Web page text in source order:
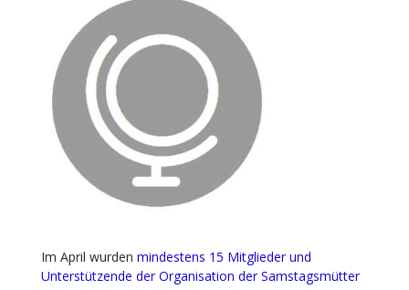
Im April wurden mindestens 15 Mitglieder und
Unterstützende der Organisation der Samstagsmütter